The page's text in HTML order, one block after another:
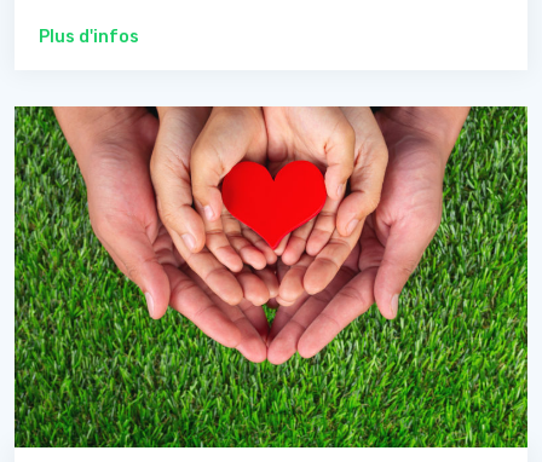
Plus d'infos